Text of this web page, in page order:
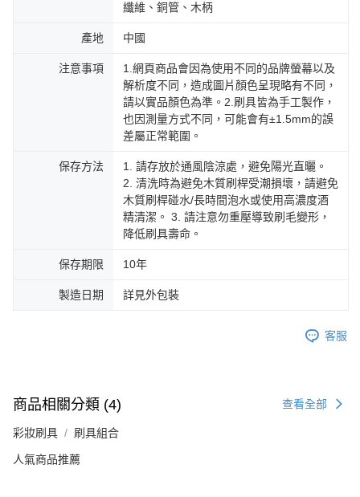
纖維、銅管、木柄
產地 中國
注意事項
1.網頁商品會因為使用不同的品牌螢幕以及
解析度不同，造成圖片顏色呈現略有不同，
請以實品顏色為準。2.刷具皆為手工製作，
也因測量方式不同，可能會有±1.5mm的誤
差屬正常範圍。
保存方法
1. 請存放於通風陰涼處，避免陽光直曬。
2. 清洗時為避免木質刷桿受潮損壞，請避免
木質刷桿碰水/長時間泡水或使用高濃度酒
精清潔。 3. 請注意勿重壓導致刷毛變形，
降低刷具壽命。
保存期限 10年
製造日期 詳見外包裝
客服
商品相關分類 (4) 查看全部
彩妝刷具 刷具組合
人氣商品推薦